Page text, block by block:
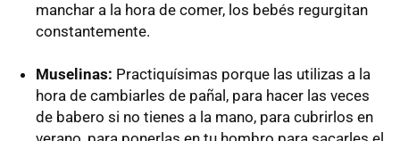
manchar a la hora de comer, los bebés regurgitan
constantemente.
Muselinas: Practiquísimas porque las utilizas a la
hora de cambiarles de pañal, para hacer las veces
de babero si no tienes a la mano, para cubrirlos en